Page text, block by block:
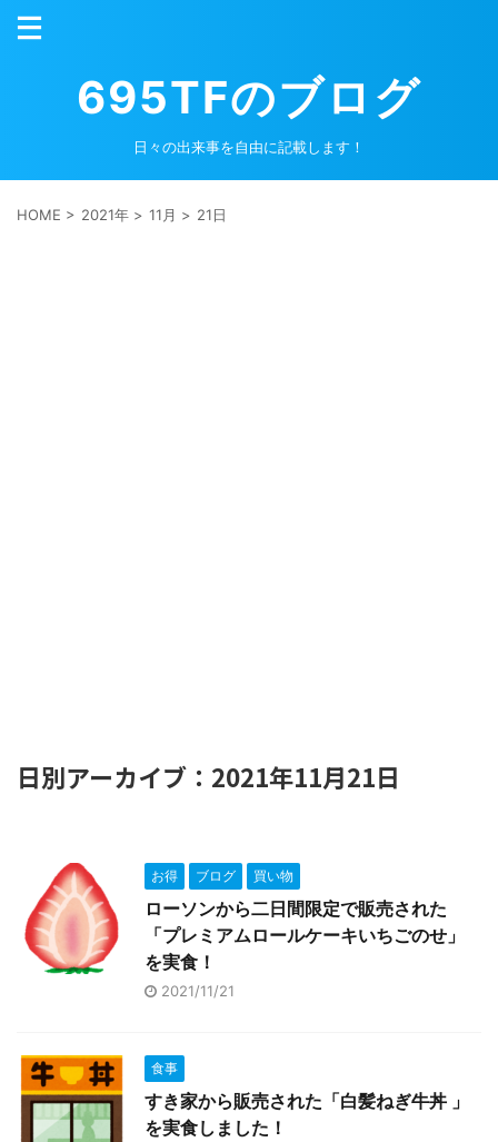
695TFのブログ
日々の出来事を自由に記載します！
HOME > 2021年 > 11月 > 21日
日別アーカイブ：2021年11月21日
お得 ブログ 買い物
ローソンから二日間限定で販売された
「プレミアムロールケーキいちごのせ」
を実食！
2021/11/21
食事
すき家から販売された「白髪ねぎ牛丼 」
を実食しました！